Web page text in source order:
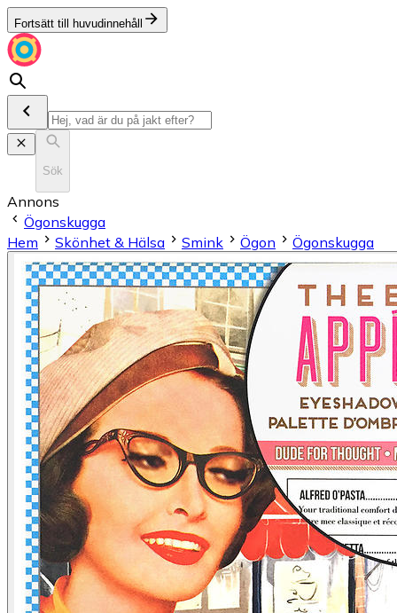
Fortsätt till huvudinnehåll
Sök
Annons
Ögonskugga
Hem
Skönhet & Hälsa Smink Ögon Ögonskugga